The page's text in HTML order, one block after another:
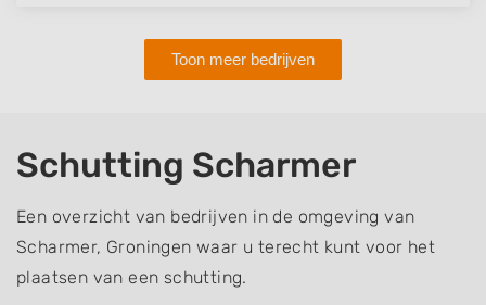
Toon meer bedrijven
Schutting Scharmer
Een overzicht van bedrijven in de omgeving van
Scharmer, Groningen waar u terecht kunt voor het
plaatsen van een schutting.